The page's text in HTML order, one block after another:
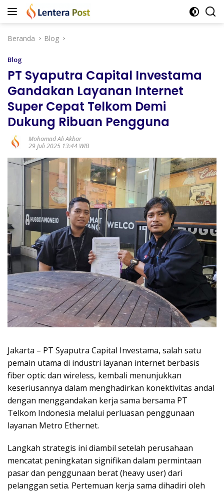
Langsung
Beranda
Blog
Blog
PT Syaputra Capital Investama
Gandakan Layanan Internet
Super Cepat Telkom Demi
Dukung Ribuan Pengguna
Mohamad Ali Akbar
29 Juli 2025 13:44 WIB
Jakarta – PT Syaputra Capital Investama, salah satu
pemain utama di industri layanan internet berbasis
fiber optic dan wireless, kembali menunjukkan
keseriusannya dalam menghadirkan konektivitas andal
dengan menggandakan kerja sama bersama PT
Telkom Indonesia melalui perluasan penggunaan
layanan Metro Ethernet.
Langkah strategis ini diambil setelah perusahaan
mencatat peningkatan signifikan dalam permintaan
pasar dan penggunaan berat (heavy user) dari
pelanggan setia. Pertemuan kerja sama dihadiri oleh